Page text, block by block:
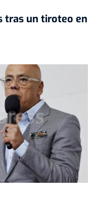
tras un tiroteo en